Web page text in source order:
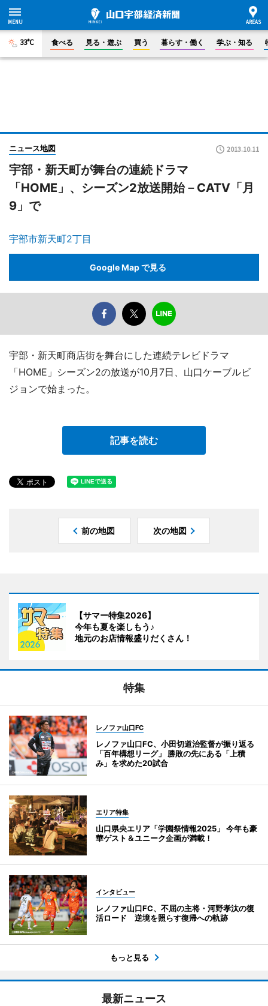
33°C 食べる 見る・遊ぶ 買う 暮らす・働く 学ぶ・知る
ニュース地図 2013.10.11
宇部・新天町が舞台の連続ドラマ
「HOME」、シーズン2放送開始－CATV「月
9」で
宇部市新天町2丁目
Google Map で見る
宇部・新天町商店街を舞台にした連続テレビドラマ
「HOME」シーズン2の放送が10月7日、山口ケーブルビ
ジョンで始まった。
記事を読む
前の地図 次の地図
【サマー特集2026】
今年も夏を楽しもう♪
地元のお店情報盛りだくさん！
特集
レノファ山口FC
レノファ山口FC、小田切道治監督が振り返る
「百年構想リーグ」 勝敗の先にある「上積
み」を求めた20試合
エリア特集
山口県央エリア「学園祭情報2025」 今年も豪
華ゲスト＆ユニーク企画が満載！
インタビュー
レノファ山口FC、不屈の主将・河野孝汰の復
活ロード 逆境を照らす復帰への軌跡
もっと見る
最新ニュース